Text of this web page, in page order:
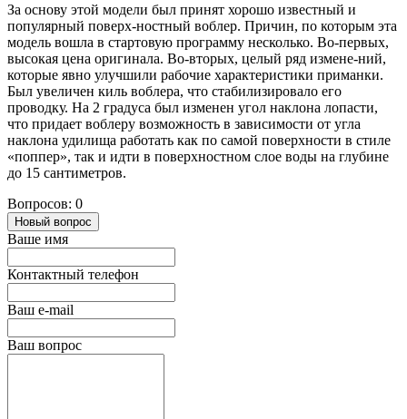
За основу этой модели был принят хорошо известный и
популярный поверх-ностный воблер. Причин, по которым эта
модель вошла в стартовую программу несколько. Во-первых,
высокая цена оригинала. Во-вторых, целый ряд измене-ний,
которые явно улучшили рабочие характеристики приманки.
Был увеличен киль воблера, что стабилизировало его
проводку. На 2 градуса был изменен угол наклона лопасти,
что придает воблеру возможность в зависимости от угла
наклона удилища работать как по самой поверхности в стиле
«поппер», так и идти в поверхностном слое воды на глубине
до 15 сантиметров.
Вопросов: 0
Новый вопрос
Ваше имя
Контактный телефон
Ваш e-mail
Ваш вопрос